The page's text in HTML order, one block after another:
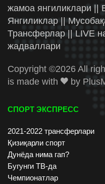
жамоа янгиликлари ||
Янгиликлар ||
Трансферлар || LIVE
жадваллари
Copyright ©2026 All
is made with
by
СПОРТ ЭКСПРЕСС
2021-2022 трансферлари
Қизиқарли спорт
Дунёда нима гап?
Бугунги ТВ-да
Чемпионатлар